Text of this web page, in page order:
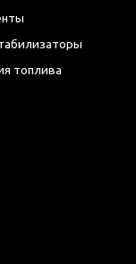
топлива